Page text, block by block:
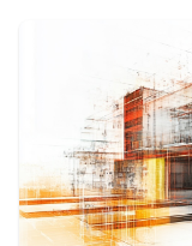
décision.
sécurité,
subsistent.